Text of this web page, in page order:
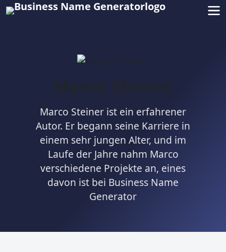
Marco Steiner
Marco Steiner ist ein erfahrener
Autor. Er begann seine Karriere in
einem sehr jungen Alter, und im
Laufe der Jahre nahm Marco
verschiedene Projekte an, eines
davon ist bei Business Name
Generator